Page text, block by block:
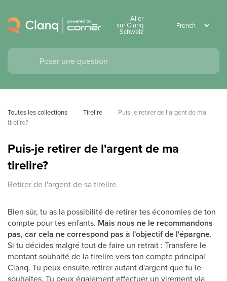
Aller
sur Clanq
Schweiz
Toutes les collections Tirelire
Puis-je retirer de l'argent de ma
tirelire?
Puis-je retirer de l'argent de ma
tirelire?
Retirer de l'argent de sa tirelire
Bien sûr, tu as la possibilité de retirer tes économies de ton
compte pour tes enfants. Mais nous ne le recommandons
pas, car cela ne correspond pas à l'objectif de l'épargne.
Si tu décides malgré tout de faire un retrait : Transfère le
montant souhaité de la tirelire vers ton compte principal
Clanq. Tu peux ensuite retirer autant d'argent que tu le
souhaites. Tu peux également effectuer un virement via